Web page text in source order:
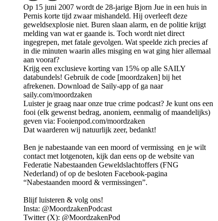
Op 15 juni 2007 wordt de 28-jarige Bjorn Jue in een huis in
Pernis korte tijd zwaar mishandeld. Hij overleeft deze
geweldsexplosie niet. Buren slaan alarm, en de politie krijgt
melding van wat er gaande is. Toch wordt niet direct
ingegrepen, met fatale gevolgen. Wat speelde zich precies af
in die minuten waarin alles misging en wat ging hier allemaal
aan vooraf?
Krijg een exclusieve korting van 15% op alle SAILY
databundels! Gebruik de code [moordzaken] bij het
afrekenen. Download de Saily-app of ga naar
saily.com/moordzaken
Luister je graag naar onze true crime podcast? Je kunt ons een
fooi (elk gewenst bedrag, anoniem, eenmalig of maandelijks)
geven via: Fooienpod.com/moordzaken
Dat waarderen wij natuurlijk zeer, bedankt!
Ben je nabestaande van een moord of vermissing en je wilt
contact met lotgenoten, kijk dan eens op de website van
Federatie Nabestaanden Geweldslachtoffers (FNG
Nederland) of op de besloten Facebook-pagina
“Nabestaanden moord & vermissingen”.
Blijf luisteren & volg ons!
Insta: @MoordzakenPodcast
Twitter (X): @MoordzakenPod